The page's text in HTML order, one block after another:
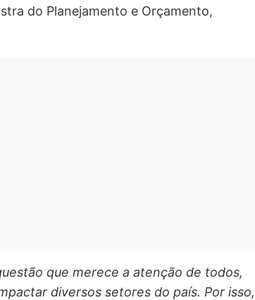
do Planejamento e Orçamento,
que merece a atenção de todos,
diversos setores do país. Por isso,